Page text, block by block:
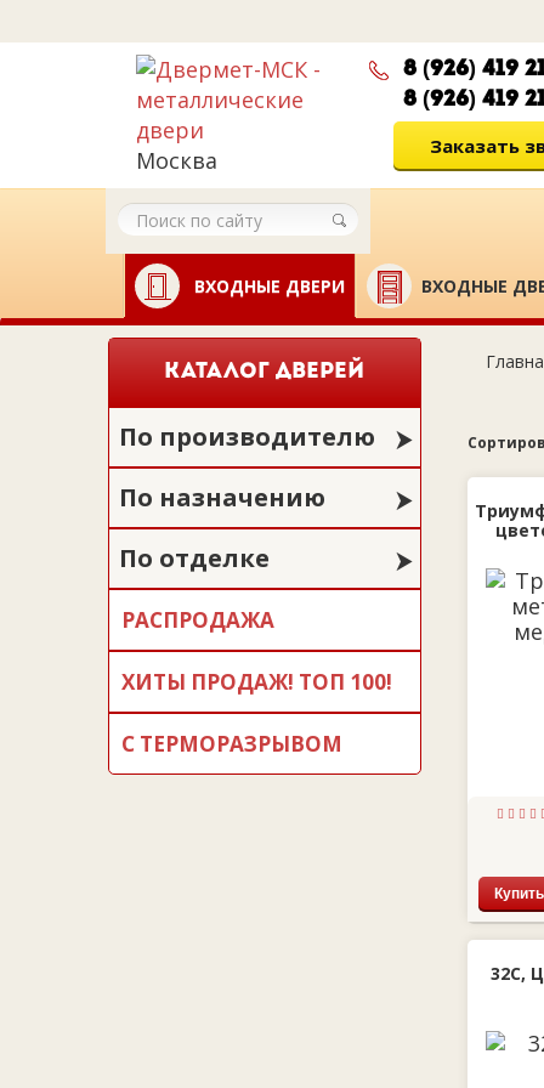
Москва
8 (926) 419
8 (926) 419
Заказать
ВХОДНЫЕ ДВЕРИ ВХОДНЫЕ
Купить
32С,
КАТАЛОГ ДВЕРЕЙ
По производителю
По назначению
По отделке
РАСПРОДАЖА
ХИТЫ ПРОДАЖ! ТОП 100!
С ТЕРМОРАЗРЫВОМ